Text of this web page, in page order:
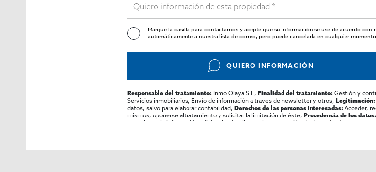
Marque la casilla para contactarnos y acepte que su información se use de acuerdo con
automáticamente a nuestra lista de correo, pero puede cancelarla en cualquier
QUIERO INFORMACIÓN
Responsable del tratamiento: Inmo Olaya S.L, Finalidad del tratamiento: Gestión y
Servicios inmobiliarios, Envío de información a traves de newsletter y otros, Legitimación:
datos, salvo para elaborar contabilidad, Derechos de las personas interesadas: Acceder,
mismos, oponerse altratamiento y solicitar la limitación de éste, Procedencia de los datos:
consultarse la información adicional y detallada sobre protección de datos
Aquí.